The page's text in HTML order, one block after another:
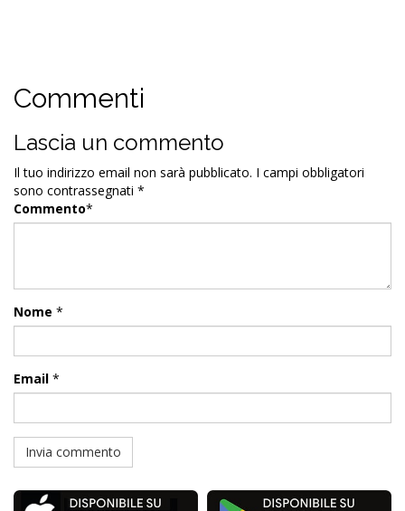
Commenti
Lascia un commento
Il tuo indirizzo email non sarà pubblicato. I campi obbligatori
sono contrassegnati *
Commento*
Nome *
Email *